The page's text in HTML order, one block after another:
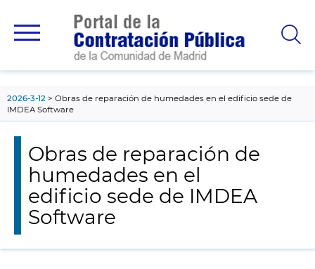
principal
2026-3-12
Obras de reparación de humedades en el edificio sede de
IMDEA Software
Obras de reparación de
humedades en el
edificio sede de IMDEA
Software